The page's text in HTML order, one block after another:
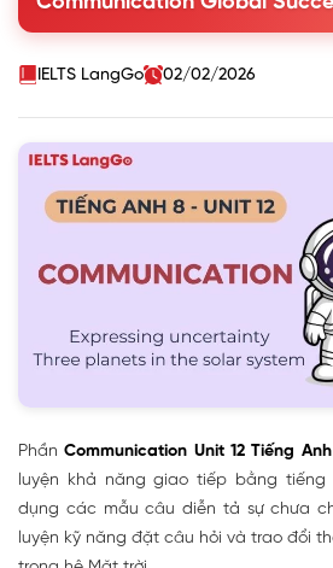
II. Three planets in the solar system
IELTS LangGo 02/02/2026
PhầnCommunication Unit 12 Tiếng
luyện khả năng giao tiếp bằng
dụng các mẫu câu diễn tả sự chưa
luyện kỹ năng đặt câu hỏi và trao đổi